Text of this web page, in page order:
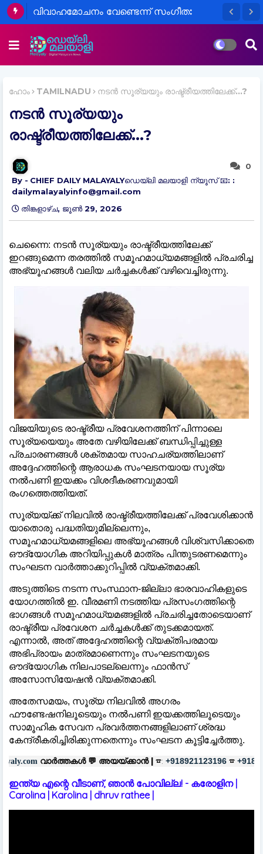
വിവാഹമോചനം വേണ്ടെന്ന് സംഗീത:
തീരുമാനം കോടതിയെ അറിയിച്ചു
ഹോം TAMILNADU നടൻ സൂര്യയും രാഷ്ട്രീയത്തിലേക്ക്...?
നടൻ സൂര്യയും
രാഷ്ട്രീയത്തിലേക്ക്...?
0
CHIEF DAILY MALAYALYഡെയ്‌ലി മലയാളി ന്യൂസ് 📧: :
dailymalayalyinfo@gmail.com
തിങ്കളാഴ്‌ച, ജൂൺ 29, 2026
ചെന്നൈ: നടൻ സൂര്യയും രാഷ്ട്രീയത്തിലേക്ക്
ഇറങ്ങുമെന്ന തരത്തിൽ സമൂഹമാധ്യമങ്ങളിൽ പ്രചരിച്ച
അഭ്യൂഹങ്ങൾ വലിയ ചർച്ചകൾക്ക് വഴിവെച്ചിരുന്നു.
വിജയിയുടെ രാഷ്ട്രീയ പ്രവേശനത്തിന് പിന്നാലെ
സൂര്യയെയും അതേ വഴിയിലേക്ക് ബന്ധിപ്പിച്ചുള്ള
പ്രചാരണങ്ങൾ ശക്തമായ സാഹചര്യത്തിലാണ്
അദ്ദേഹത്തിന്റെ ആരാധക സംഘടനയായ സൂര്യ
നൽപണി ഇയക്കം വിശദീകരണവുമായി
രംഗത്തെത്തിയത്.
സൂര്യയ്ക്ക് നിലവിൽ രാഷ്ട്രീയത്തിലേക്ക് പ്രവേശിക്കാൻ
യാതൊരു പദ്ധതിയുമില്ലെന്നും,
സമൂഹമാധ്യമങ്ങളിലെ അഭ്യൂഹങ്ങൾ വിശ്വസിക്കാതെ
ഔദ്യോഗിക അറിയിപ്പുകൾ മാത്രം പിന്തുടരണമെന്നും
സംഘടന വാർത്താക്കുറിപ്പിൽ വ്യക്തമാക്കി.
അടുത്തിടെ നടന്ന സംസ്ഥാന-ജില്ലാ ഭാരവാഹികളുടെ
യോഗത്തിൽ ഇ. വീരമണി നടത്തിയ പ്രസംഗത്തിന്റെ
ഭാഗങ്ങൾ സമൂഹമാധ്യമങ്ങളിൽ പ്രചരിച്ചതോടെയാണ്
രാഷ്ട്രീയ പ്രവേശന ചർച്ചകൾക്ക് തുടക്കമായത്.
എന്നാൽ, അത് അദ്ദേഹത്തിന്റെ വ്യക്തിപരമായ
അഭിപ്രായം മാത്രമാണെന്നും സംഘടനയുടെ
ഔദ്യോഗിക നിലപാടല്ലെന്നും ഫാൻസ്
അസോസിയേഷൻ വ്യക്തമാക്കി.
അതേസമയം, സൂര്യ നിലവിൽ അഗരം
ഫൗണ്ടേഷനിലൂടെയും നൽപണി ഇയക്കത്തിലൂടെയും
സാമൂഹിക സേവന പ്രവർത്തനങ്ങളിലാണ് ശ്രദ്ധ
കേന്ദ്രീകരിച്ചിരിക്കുന്നതെന്നും സംഘടന കൂട്ടിച്ചേർത്തു.
💬അയയ്ക്കാൻ | ☎: +918921123196 ☎ +918606657037
ഇന്ത്യ എന്റെ വീടാണ്, ഞാൻ പോവില്ല! - കരോളിന |
Carolina | Karolina | dhruv rathee |